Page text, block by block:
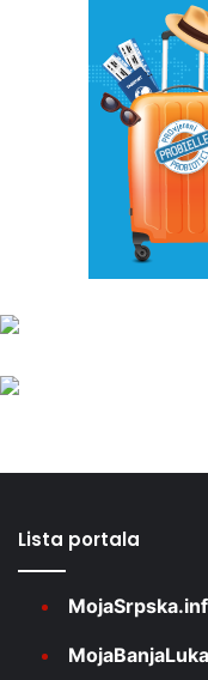
Lista portala